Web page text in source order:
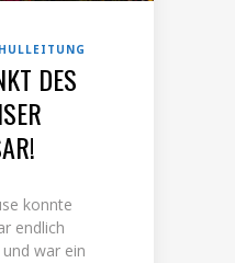
DES
konnte
endlich
war ein